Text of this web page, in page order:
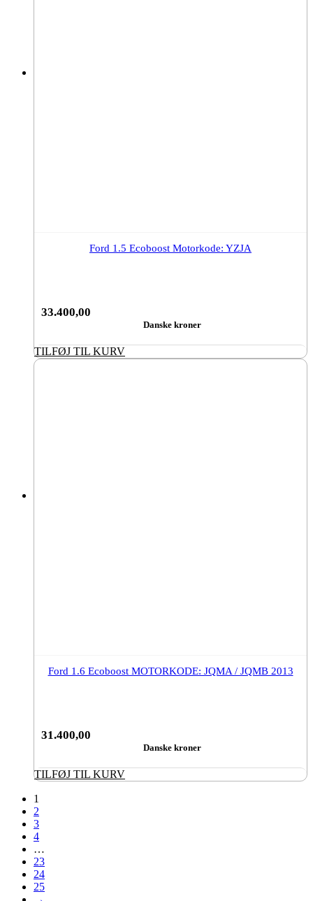
Ford 1.5 Ecoboost Motorkode: YZJA
33.400,00
Danske kroner
TILFØJ TIL KURV
Ford 1.6 Ecoboost MOTORKODE: JQMA / JQMB 2013
31.400,00
Danske kroner
TILFØJ TIL KURV
1
2
3
4
…
23
24
25